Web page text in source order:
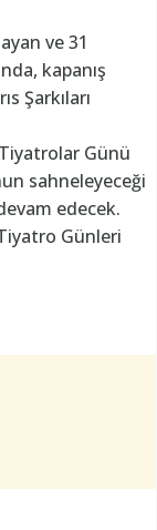
ve 31
kapanış
Şarkıları
Günü
sahneleyeceği
edecek.
Günleri